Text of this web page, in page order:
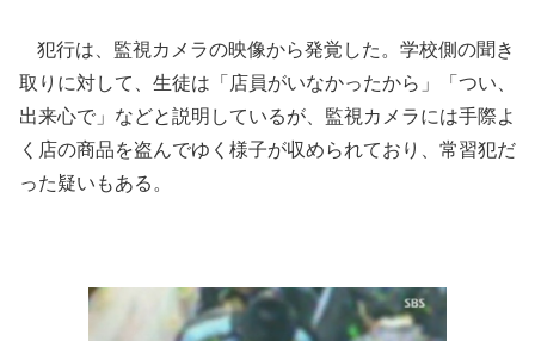
犯行は、監視カメラの映像から発覚した。学校側の聞き
取りに対して、生徒は「店員がいなかったから」「つい、
出来心で」などと説明しているが、監視カメラには手際よ
く店の商品を盗んでゆく様子が収められており、常習犯だ
った疑いもある。